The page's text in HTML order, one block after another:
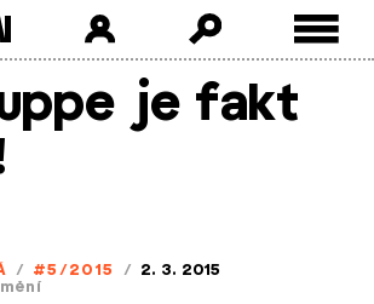
je fakt
/ #5/2015 / 2. 3. 2015